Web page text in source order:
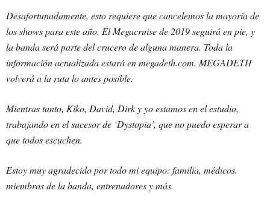
Desafortunadamente, esto requiere que cancelemos la mayoría de
los shows para este año. El Megacruise de 2019 seguirá en pie, y
la banda será parte del crucero de alguna manera. Toda la
información actualizada estará en megadeth.com. MEGADETH
volverá a la ruta lo antes posible.
Mientras tanto, Kiko, David, Dirk y yo estamos en el estudio,
trabajando en el sucesor de ‘Dystopia’, que no puedo esperar a
que todos escuchen.
Estoy muy agradecido por todo mi equipo: familia, médicos,
miembros de la banda, entrenadores y más.